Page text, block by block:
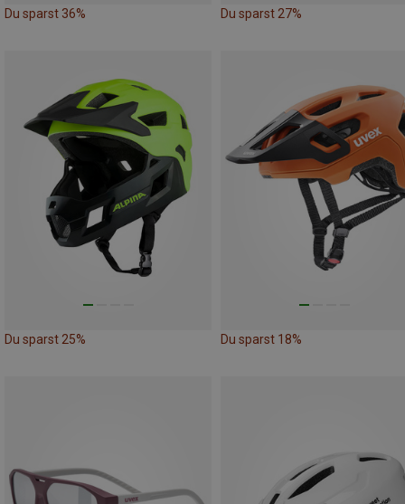
Du sparst 36% Du sparst 27%
Du sparst 25% Du sparst 18%